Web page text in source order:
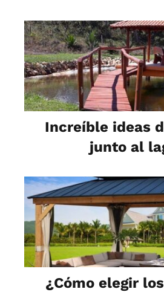
Increíble ideas
junto al
¿Cómo elegir